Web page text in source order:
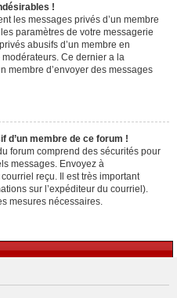
!
les messages privés d’un membre
paramètres de votre messagerie
abusifs d’un membre en
Ce dernier a la
membre d’envoyer des messages
d’un membre de ce forum !
forum comprend des sécurités pour
messages. Envoyez à
reçu. Il est très important
sur l’expéditeur du courriel).
mesures nécessaires.